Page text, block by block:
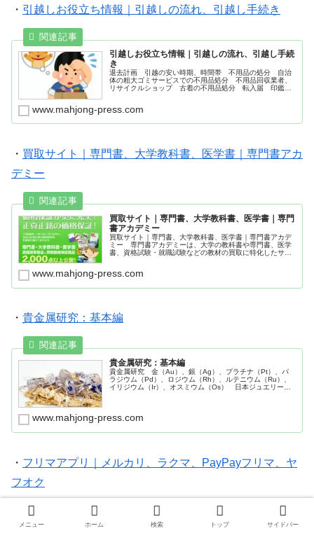
・ 引越しお役立ち情報｜引越しの流れ、引越し手続き
引越しお役立ち情報｜引越しの流れ、引越し手続
き
退去計画 引越の安い時期、時間帯 不用品の処分 自治
体の粗大ゴミサービスでの不用品処分 不用品回収業者、
リサイクルショップ 古着の不用品処分 転入届 印鑑登
除
www.mahjong-press.com
・ 買取サイト｜専門書、大学教科書、医学書｜専門書アカ
デミー
買取サイト｜専門書、大学教科書、医学書｜専門
書アカデミー
買取サイト｜専門書、大学教科書、医学書｜専門書アカデ
ミー 専門書アカデミーは、大学の教科書や専門書、医学
書、資格試験・就職試験などの教材の買取に特化したサイ
www.mahjong-press.com
・ 貴金属研究：基本編
貴金属研究：基本編
貴金属研究 金（Au）、銀（Ag）、プラチナ（Pt）、パ
ラジウム（Pd）、ロジウム（Rh）、ルテニウム（Ru）、
イリジウム（Ir）、オスミウム（Os） 日本ジュエリー協
www.mahjong-press.com
・ フリマアプリ｜メルカリ、ラクマ、PayPayフリマ、ヤ
フオク
フリマアプリ｜メルカリ、ラクマ、PayPayフリ
メニュー ホーム 検索 トップ サイドバー